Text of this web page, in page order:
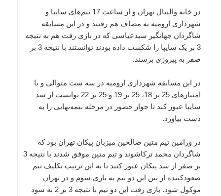
در خانه والیبال تهران و از ساعت 17 تیم‌های سایپا و
شهرداری ارومیه به مصاف هم رفتند و در این مسابقه
شاگردان جهانگیر سیدعباسی که در بازی رفت هم به نتیجه
3 بر یک سایپا را شکست داده بودند توانستند با نتیجه 3 بر
صفر به پیروزی برسند.
در این مسابقه شهرداری ارومیه در سه ست متوالی و با
امتیازهای 25 بر 18، 25 بر 19 و 25 بر 22 توانست از سد
سایپا عبور کند تا جواز حضور در مرحله نیمه‌نهایی را به
دست بیاورد.
در ورامین تیم متین صالحین میزبان پیکان تهران بود که
شاگردان محمد ترکاشوند و تیم متین موفق شدند با نتیجه 3
بر صفر از سد پیکان عبور کنند تا به این ترتیب تکلیف تیم
صعودکننده از بین این دو تیم به بازی سوم و در تهران
موکول شود. بازی رفت این دو تیم با نتیجه 3 بر 2 به سود